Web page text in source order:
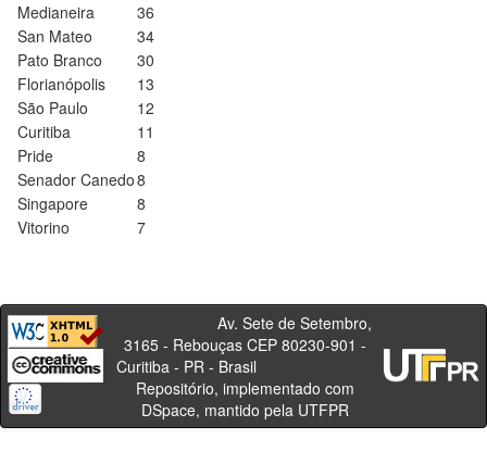
Medianeira
36
San Mateo
34
Pato Branco
30
Florianópolis
13
São Paulo
12
Curitiba
11
Pride
8
Senador Canedo8
Singapore
8
Vitorino
7
Av. Sete de Setembro,
3165 - Rebouças CEP 80230-901 -
Curitiba - PR - Brasil
Repositório, implementado com
DSpace, mantido pela UTFPR